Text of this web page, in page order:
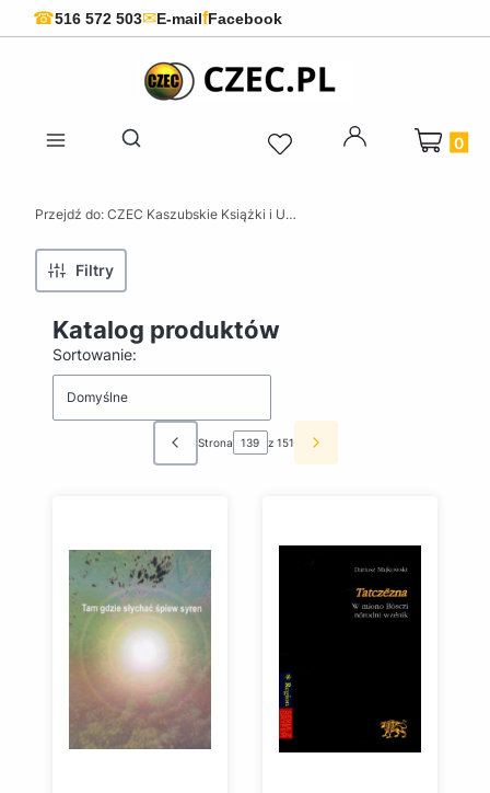
☎516 572 503✉E-mailfFacebook
Otwórz wyszukiwarkę
Produkty
Przejdź do: CZEC Kaszubskie Książki i Upominki - Pamiątki z Kaszub
Filtry
Katalog produktów
Lista produktów
Sortowanie:
Domyślne
Poprzednie produkty
Strona z 151 Następne produkty